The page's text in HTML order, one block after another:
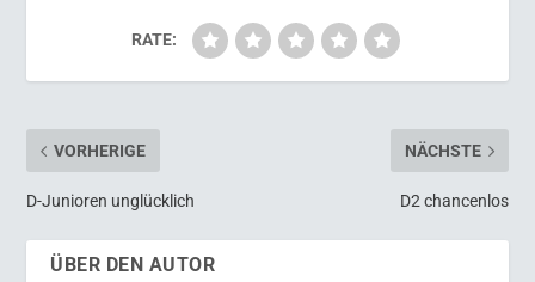
RATE:
VORHERIGE
D-Junioren unglücklich
NÄCHSTE
D2 chancenlos
ÜBER DEN AUTOR